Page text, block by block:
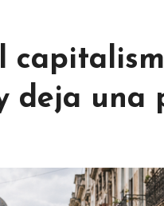
deja una